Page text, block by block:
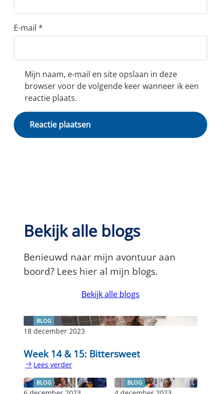
E-mail *
Mijn naam, e-mail en site opslaan in deze
browser voor de volgende keer wanneer ik een
reactie plaats.
Bekijk alle blogs
Benieuwd naar mijn avontuur aan
boord? Lees hier al mijn blogs.
Bekijk alle blogs
BLOG
18 december 2023
Week 14 & 15: Bittersweet
Lees verder
Week
14
BLOG BLOG